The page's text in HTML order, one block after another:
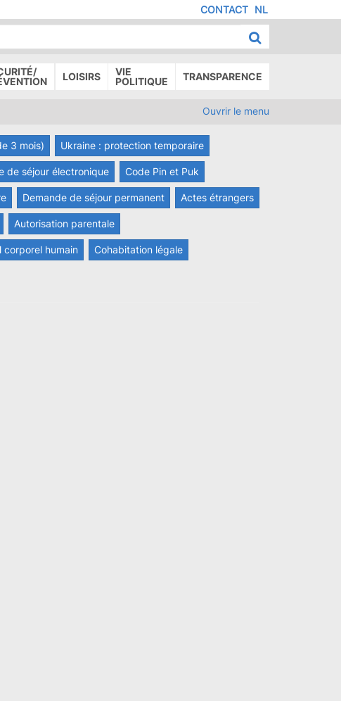
NL
MENU
DE
PAGE
CONTACT
LOISIRS
VIE
POLITIQUE
TRANSPARENCE
Ouvrir le menu
3 mois) Ukraine : protection temporaire
de séjour électronique Code Pin et Puk
Demande de séjour permanent Actes étrangers
Autorisation parentale
corporel humain Cohabitation légale